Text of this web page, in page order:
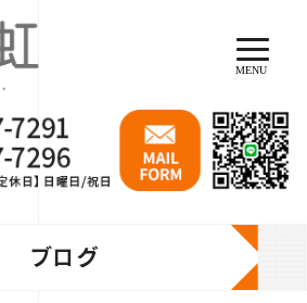
MENU
ブログ